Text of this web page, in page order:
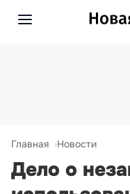
Главная Новости
Дело о